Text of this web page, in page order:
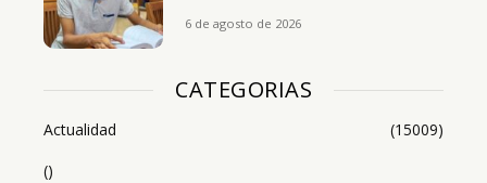
6 de agosto de 2026
CATEGORIAS
Actualidad
(15009)
()